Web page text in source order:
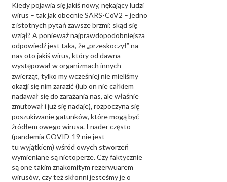
Kiedy pojawia się jakiś nowy, nękający ludzi
wirus – tak jak obecnie SARS-CoV2 – jedno
z istotnych pytań zawsze brzmi: skąd się
wziął? A ponieważ najprawdopodobniejsza
odpowiedź jest taka, że „przeskoczył” na
nas oto jakiś wirus, który od dawna
występował w organizmach innych
zwierząt, tylko my wcześniej nie mieliśmy
okazji się nim zarazić (lub on nie całkiem
nadawał się do zarażania nas, ale właśnie
zmutował i już się nadaje), rozpoczyna się
poszukiwanie gatunków, które mogą być
źródłem owego wirusa. I nader często
(pandemia COVID-19 nie jest
tu wyjątkiem) wśród owych stworzeń
wymieniane są nietoperze. Czy faktycznie
są one takim znakomitym rezerwuarem
wirusów, czy też skłonni jesteśmy je o